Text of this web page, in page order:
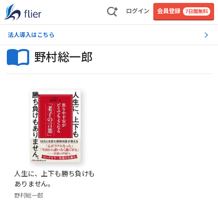
ログイン 会員登録 7日間無料
法人導入はこちら
野村総一郎
人生に、上下も勝ち負けも
ありません。
野村総一郎